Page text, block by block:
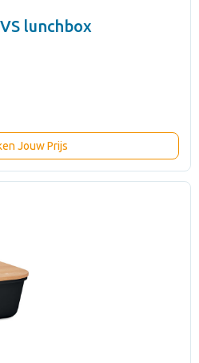
lunchbox
Jouw Prijs